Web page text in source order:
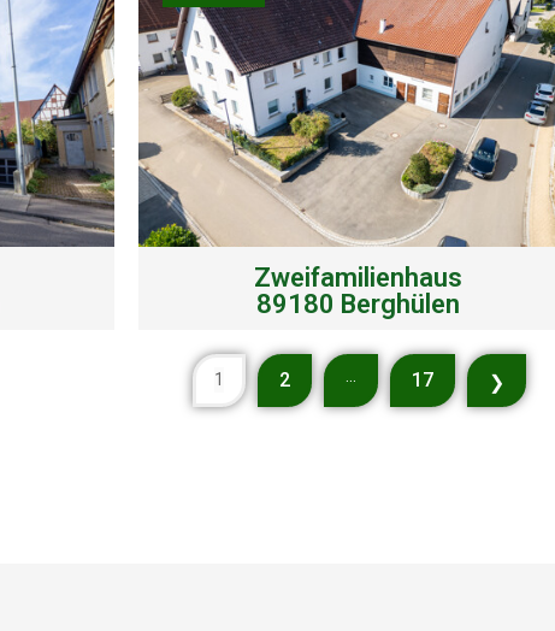
Zweifamilienhaus
89180 Berghülen
1 2 17 ❯